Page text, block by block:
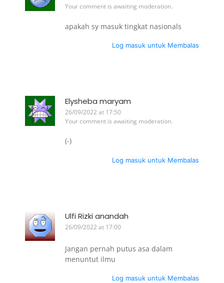
Your comment is awaiting moderation.
apakah sy masuk tingkat nasionals
Log masuk untuk Membalas
Elysheba maryam
26/09/2022 at 17:50
Your comment is awaiting moderation.
(-)
Log masuk untuk Membalas
Ulfi Rizki anandah
26/09/2022 at 17:00
Jangan pernah putus asa dalam
menuntut ilmu
Log masuk untuk Membalas